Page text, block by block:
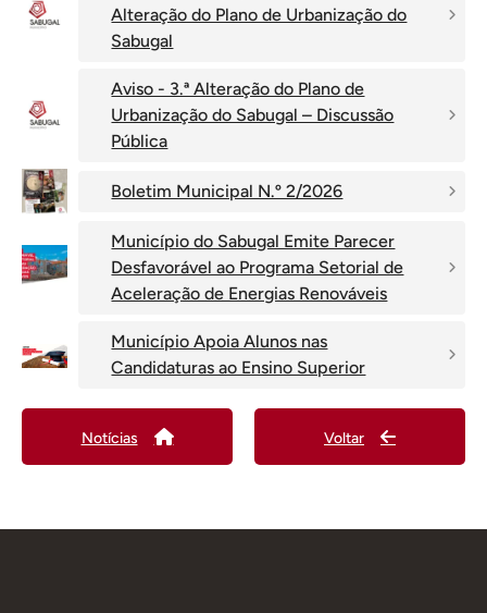
Alteração do Plano de Urbanização do
Sabugal
Aviso - 3.ª Alteração do Plano de
Urbanização do Sabugal – Discussão
Pública
Boletim Municipal N.º 2/2026
Município do Sabugal Emite Parecer
Desfavorável ao Programa Setorial de
Aceleração de Energias Renováveis
Município Apoia Alunos nas
Candidaturas ao Ensino Superior
Notícias Voltar